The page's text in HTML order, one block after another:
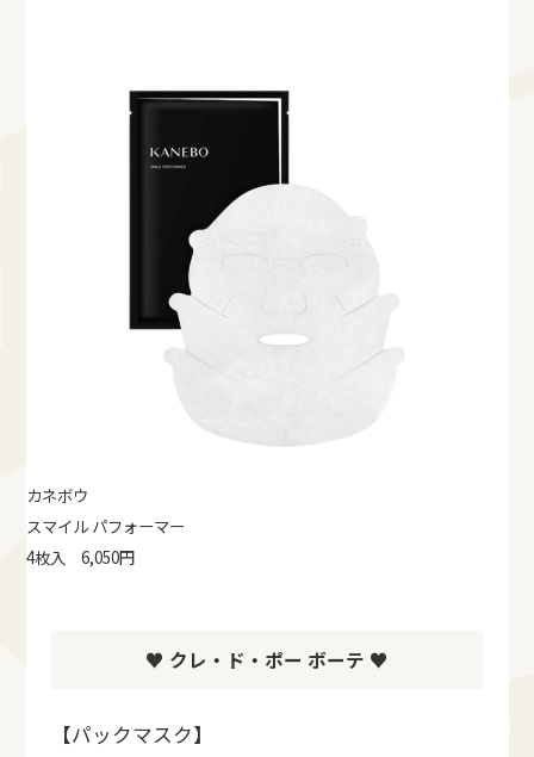
カネボウ
スマイル パフォーマー
4枚入 6,050円
♥ クレ・ド・ポー ボーテ ♥
【パックマスク】